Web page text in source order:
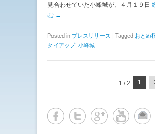
見合わせていた小峰城が、４月１９日
む →
Posted in プレスリリース | Tagged おとめ
タイアップ, 小峰城
1 / 2 1